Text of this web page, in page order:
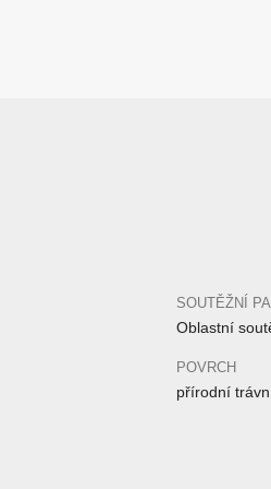
SOUTĚŽNÍ
Oblastní
POVRCH
přírodní